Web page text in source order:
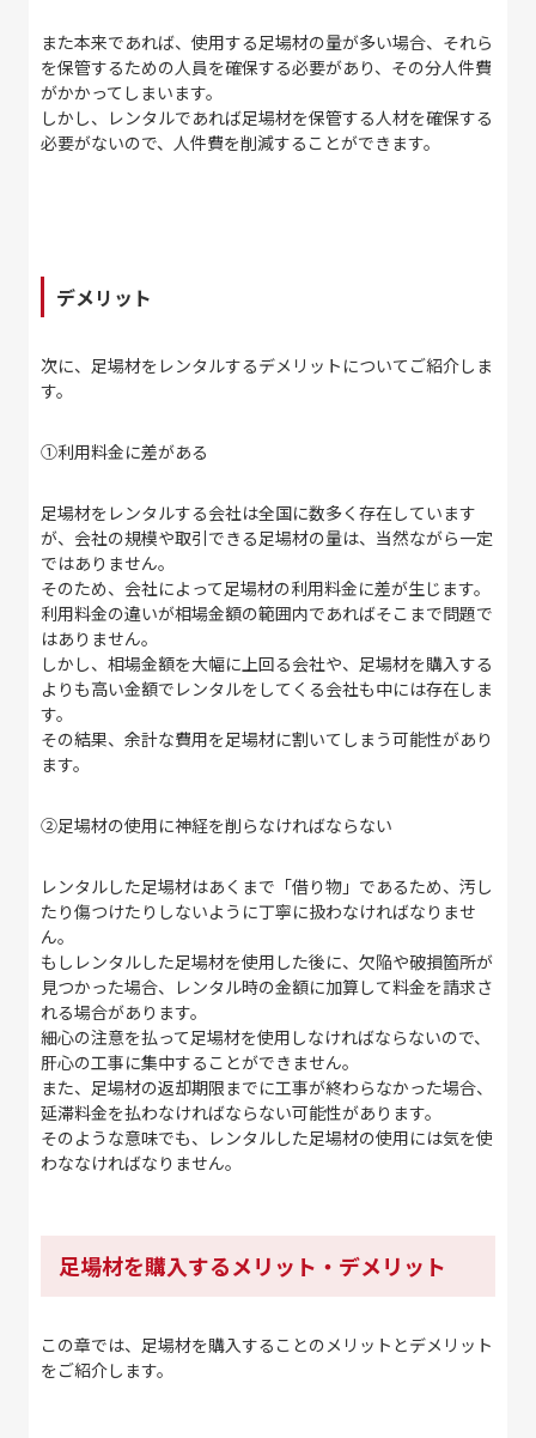
また本来であれば、使用する足場材の量が多い場合、それら
を保管するための人員を確保する必要があり、その分人件費
がかかってしまいます。
しかし、レンタルであれば足場材を保管する人材を確保する
必要がないので、人件費を削減することができます。
デメリット
次に、足場材をレンタルするデメリットについてご紹介しま
す。
①利用料金に差がある
足場材をレンタルする会社は全国に数多く存在しています
が、会社の規模や取引できる足場材の量は、当然ながら一定
ではありません。
そのため、会社によって足場材の利用料金に差が生じます。
利用料金の違いが相場金額の範囲内であればそこまで問題で
はありません。
しかし、相場金額を大幅に上回る会社や、足場材を購入する
よりも高い金額でレンタルをしてくる会社も中には存在しま
す。
その結果、余計な費用を足場材に割いてしまう可能性があり
ます。
②足場材の使用に神経を削らなければならない
レンタルした足場材はあくまで「借り物」であるため、汚し
たり傷つけたりしないように丁寧に扱わなければなりませ
ん。
もしレンタルした足場材を使用した後に、欠陥や破損箇所が
見つかった場合、レンタル時の金額に加算して料金を請求さ
れる場合があります。
細心の注意を払って足場材を使用しなければならないので、
肝心の工事に集中することができません。
また、足場材の返却期限までに工事が終わらなかった場合、
延滞料金を払わなければならない可能性があります。
そのような意味でも、レンタルした足場材の使用には気を使
わななければなりません。
足場材を購入するメリット・デメリット
この章では、足場材を購入することのメリットとデメリット
をご紹介します。